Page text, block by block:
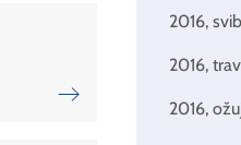
2016,
2016,
2016,